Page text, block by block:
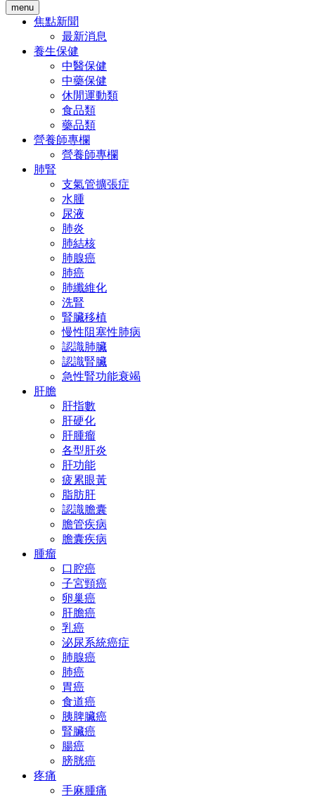
menu
焦點新聞
最新消息
養生保健
中醫保健
中藥保健
休閒運動類
食品類
藥品類
營養師專欄
營養師專欄
肺腎
支氣管擴張症
水腫
尿液
肺炎
肺結核
肺腺癌
肺癌
肺纖維化
洗腎
腎臟移植
慢性阻塞性肺病
認識肺臟
認識腎臟
急性腎功能衰竭
肝膽
肝指數
肝硬化
肝腫瘤
各型肝炎
肝功能
疲累眼黃
脂肪肝
認識膽囊
膽管疾病
膽囊疾病
腫瘤
口腔癌
子宮頸癌
卵巢癌
肝膽癌
乳癌
泌尿系統癌症
肺腺癌
肺癌
胃癌
食道癌
胰脾臟癌
腎臟癌
腸癌
膀胱癌
疼痛
手麻腫痛